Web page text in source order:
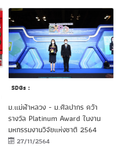
SDGs :
ม.แม่ฟ้าหลวง - ม.ศิลปากร คว้า
รางวัล Platinum Award ในงาน
มหกรรมงานวิจัยแห่งชาติ 2564
27/11/2564